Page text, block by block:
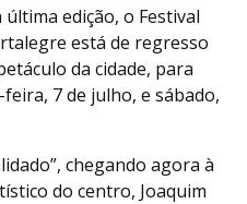
edição, o Festival
está de regresso
da cidade, para
7 de julho, e sábado,
chegando agora à
do centro, Joaquim